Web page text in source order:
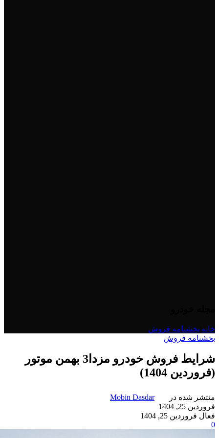
خانه بخشنامه فروش
بخشنامه فروش
شرایط فروش خودرو مزدا3 بهمن موتور
(فروردین 1404)
منتشر شده در
Mobin Dasdar
فروردین 25, 1404
فعال فروردین 25, 1404
0